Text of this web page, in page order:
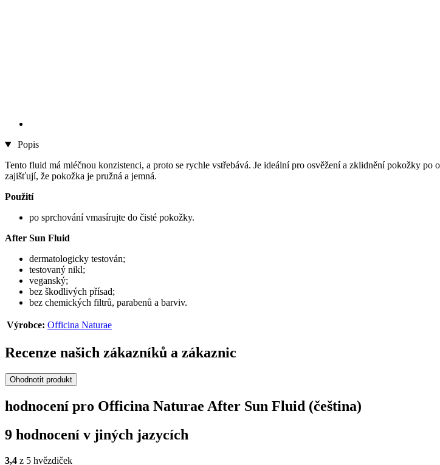
Popis
Tento fluid má mléčnou konzistenci, a proto se rychle vstřebává. Je ideální pro osvěžení a zklidnění pokožky
zajišťují, že pokožka je pružná a jemná.
Použití
po sprchování vmasírujte do čisté pokožky.
After Sun Fluid
dermatologicky testován;
testovaný nikl;
veganský;
bez škodlivých přísad;
bez chemických filtrů, parabenů a barviv.
Výrobce: Officina Naturae
Recenze našich zákazníků a zákaznic
Ohodnotit produkt
hodnocení pro Officina Naturae After Sun Fluid (čeština)
9 hodnocení v jiných jazycích
3,4 z 5 hvězdiček